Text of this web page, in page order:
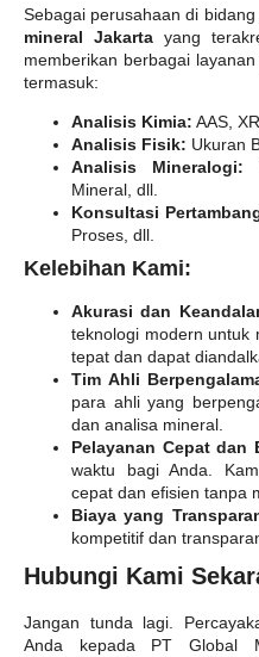
Sebagai perusahaan di bidang
mineral Jakarta yang
memberikan berbagai
termasuk:
Analisis Kimia: AAS,
Analisis Fisik: Ukuran
Analisis Mineralogi:
Mineral, dll.
Konsultasi
Proses, dll.
Kelebihan Kami:
Akurasi dan
teknologi modern untuk
tepat dan dapat
Tim Ahli
para ahli yang
dan analisa mineral.
Pelayanan Cepat dan
waktu bagi Anda.
cepat dan efisien tanpa
Biaya yang
kompetitif dan
Hubungi Kami
Jangan tunda lagi.
Anda kepada PT Global